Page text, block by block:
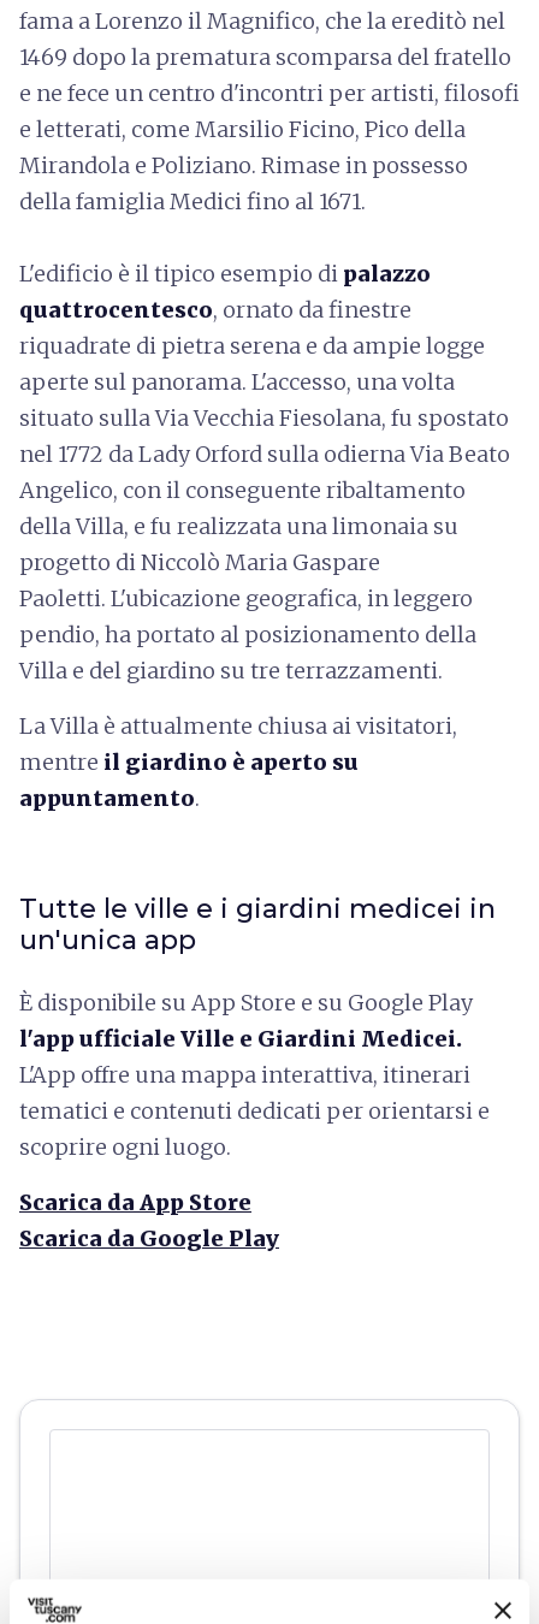
fama a Lorenzo il Magnifico, che la ereditò nel
1469 dopo la prematura scomparsa del fratello
e ne fece un centro d'incontri per artisti, filosofi
e letterati, come Marsilio Ficino, Pico della
Mirandola e Poliziano. Rimase in possesso
della famiglia Medici fino al 1671.
L'edificio è il tipico esempio di palazzo
quattrocentesco, ornato da finestre
riquadrate di pietra serena e da ampie logge
aperte sul panorama. L'accesso, una volta
situato sulla Via Vecchia Fiesolana, fu spostato
nel 1772 da Lady Orford sulla odierna Via Beato
Angelico, con il conseguente ribaltamento
della Villa, e fu realizzata una limonaia su
progetto di Niccolò Maria Gaspare
Paoletti. L'ubicazione geografica, in leggero
pendio, ha portato al posizionamento della
Villa e del giardino su tre terrazzamenti.
La Villa è attualmente chiusa ai visitatori,
mentre il giardino è aperto su
appuntamento.
Tutte le ville e i giardini medicei in
un'unica app
È disponibile su App Store e su Google Play
l'app ufficiale Ville e Giardini Medicei.
L'App offre una mappa interattiva, itinerari
tematici e contenuti dedicati per orientarsi e
scoprire ogni luogo.
Scarica da App Store
Scarica da Google Play